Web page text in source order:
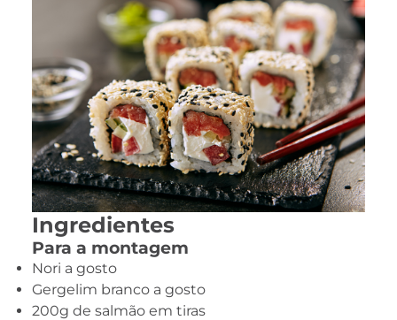
Ingredientes
Para a montagem
Nori a gosto
Gergelim branco a gosto
200g de salmão em tiras